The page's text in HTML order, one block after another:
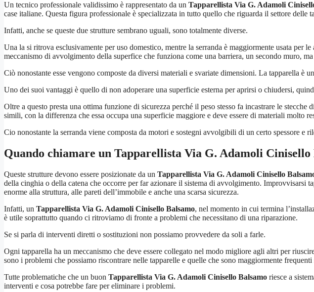
Un tecnico professionale validissimo è rappresentato da un Tapparellista Via G. Adamoli
case italiane. Questa figura professionale è specializzata in tutto quello che riguarda il settore delle
Infatti, anche se queste due strutture sembrano uguali, sono totalmente diverse.
Una la si ritrova esclusivamente per uso domestico, mentre la serranda è maggiormente usata per
meccanismo di avvolgimento della superfice che funziona come una barriera, un secondo muro,
Ciò nonostante esse vengono composte da diversi materiali e svariate dimensioni. La tapparella è
Uno dei suoi vantaggi è quello di non adoperare una superficie esterna per aprirsi o chiudersi,
Oltre a questo presta una ottima funzione di sicurezza perché il peso stesso fa incastrare le
simili, con la differenza che essa occupa una superficie maggiore e deve essere di materiali molto
Cio nonostante la serranda viene composta da motori e sostegni avvolgibili di un certo spessore e
Quando chiamare un Tapparellista Via G. Adamoli Cinisello
Queste strutture devono essere posizionate da un Tapparellista Via G. Adamoli Cinisello
della cinghia o della catena che occorre per far azionare il sistema di avvolgimento. Improvvisarsi
enorme alla struttura, alle pareti dell’immobile e anche una scarsa sicurezza.
Infatti, un Tapparellista Via G. Adamoli Cinisello Balsamo, nel momento in cui termina
è utile soprattutto quando ci ritroviamo di fronte a problemi che necessitano di una riparazione.
Se si parla di interventi diretti o sostituzioni non possiamo provvedere da soli a farle.
Ogni tapparella ha un meccanismo che deve essere collegato nel modo migliore agli altri per
sono i problemi che possiamo riscontrare nelle tapparelle e quelle che sono maggiormente
Tutte problematiche che un buon Tapparellista Via G. Adamoli Cinisello Balsamo riesce a
interventi e cosa potrebbe fare per eliminare i problemi.